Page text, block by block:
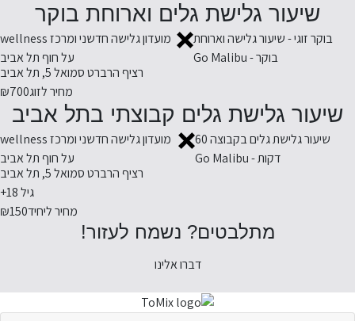
שיעור גלישת גלים וארוחת בוקר
בוקר זוגי - שיעור גלישה וארוחת
בוקר - Go Malibu
מועדון גלישה חדשני ומרכז wellness
על חוף תל אביב
רציף הרברט סמואל 5, תל אביב
מחיר לזוג₪700
שיעור גלישת גלים קבוצתי בתל אביב
שיעור גלישת גלים בקבוצה 60
דקות - Go Malibu
מועדון גלישה חדשני ומרכז wellness
על חוף תל אביב
רציף הרברט סמואל 5, תל אביב
גיל 18+
מחיר ליחיד₪150
מתלבטים? נשמח לעזור!
דברו אלינו